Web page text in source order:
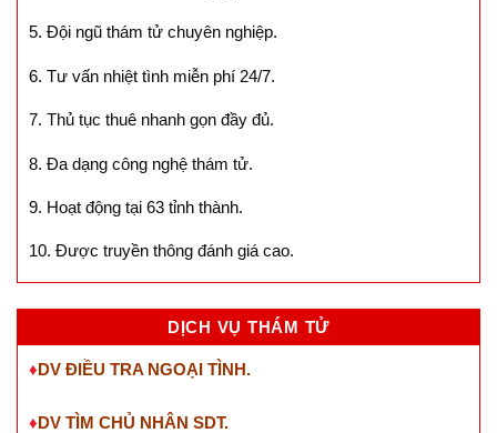
5. Đội ngũ thám tử chuyên nghiệp.
6. Tư vấn nhiệt tình miễn phí 24/7.
7. Thủ tục thuê nhanh gọn đầy đủ.
8. Đa dạng công nghệ thám tử.
9. Hoạt động tại 63 tỉnh thành.
10. Được truyền thông đánh giá cao.
DỊCH VỤ THÁM TỬ
♦DV ĐIỀU TRA NGOẠI TÌNH.
♦DV TÌM CHỦ NHÂN SDT.